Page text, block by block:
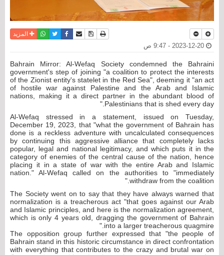
نسخة للطباعة
حفظ الموضوع
أرسل الى صديق
فيسبوكتويترواتسابالمزيد
Bahrain Mirror: Al-Wefaq Society condemned the Bahraini
government's step of joining "a coalition to protect the interests
of the Zionist entity's statelet in the Red Sea", deeming it "an act
of hostile war against Palestine and the Arab and Islamic
nations, making it a direct partner in the abundant blood of
Palestinians that is shed every day."
Al-Wefaq stressed in a statement, issued on Tuesday,
December 19, 2023, that "what the government of Bahrain has
done is a reckless adventure with uncalculated consequences
by continuing this aggressive alliance that completely lacks
popular, legal and national legitimacy, and which puts it in the
category of enemies of the central cause of the nation, hence
placing it in a state of war with the entire Arab and Islamic
nation." Al-Wefaq called on the authorities to "immediately
withdraw from the coalition."
The Society went on to say that they have always warned that
normalization is a treacherous act "that goes against our Arab
and Islamic principles, and here is the normalization agreement,
which is only 4 years old, dragging the government of Bahrain
into a larger treacherous quagmire."
The opposition group further expressed that "the people of
Bahrain stand in this historic circumstance in direct confrontation
with everything that contributes to the crazy and brutal war on